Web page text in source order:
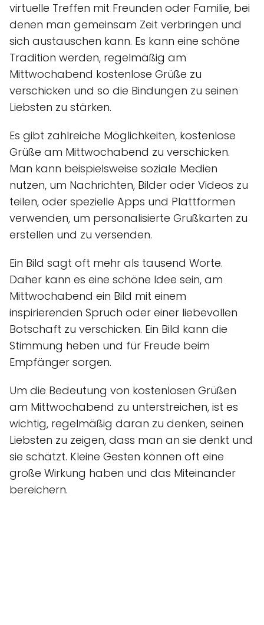
virtuelle Treffen mit Freunden oder Familie, bei
denen man gemeinsam Zeit verbringen und
sich austauschen kann. Es kann eine schöne
Tradition werden, regelmäßig am
Mittwochabend kostenlose Grüße zu
verschicken und so die Bindungen zu seinen
Liebsten zu stärken.
Es gibt zahlreiche Möglichkeiten, kostenlose
Grüße am Mittwochabend zu verschicken.
Man kann beispielsweise soziale Medien
nutzen, um Nachrichten, Bilder oder Videos zu
teilen, oder spezielle Apps und Plattformen
verwenden, um personalisierte Grußkarten zu
erstellen und zu versenden.
Ein Bild sagt oft mehr als tausend Worte.
Daher kann es eine schöne Idee sein, am
Mittwochabend ein Bild mit einem
inspirierenden Spruch oder einer liebevollen
Botschaft zu verschicken. Ein Bild kann die
Stimmung heben und für Freude beim
Empfänger sorgen.
Um die Bedeutung von kostenlosen Grüßen
am Mittwochabend zu unterstreichen, ist es
wichtig, regelmäßig daran zu denken, seinen
Liebsten zu zeigen, dass man an sie denkt und
sie schätzt. Kleine Gesten können oft eine
große Wirkung haben und das Miteinander
bereichern.